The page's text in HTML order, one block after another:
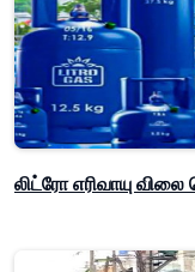
லிட்ரோ எரிவாயு விலை